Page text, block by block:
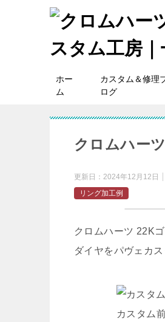
ホー
ム
カスタム＆修理
ログ
クロムハー
更新日： 2024年12月12日
リング加工例
クロムハーツ 22K
ダイヤをパヴェカス
カスタム